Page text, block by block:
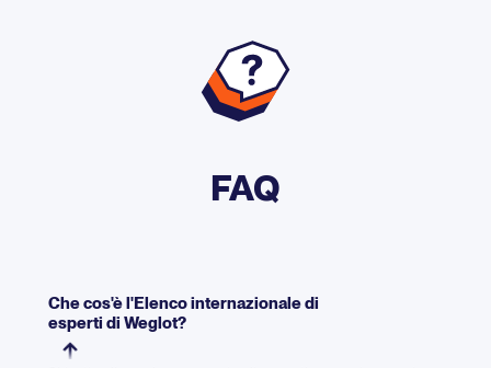
FAQ
Che cos'è l'Elenco internazionale di
esperti di Weglot?